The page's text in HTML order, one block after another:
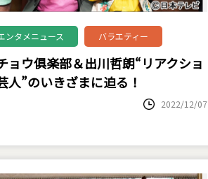
ンタメニュース バラエティー
ョウ俱楽部＆出川哲朗“リアクショ
人”のいきざまに迫る！
2022/12/07